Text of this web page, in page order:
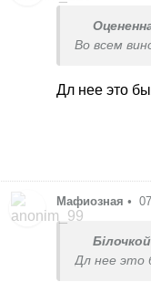
Во всем
Дл нее это
Мафиозная •
Дл нее это